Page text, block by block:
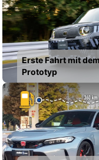
Erste Fahrt mit
Prototyp